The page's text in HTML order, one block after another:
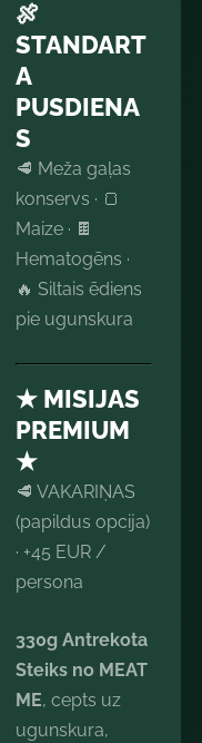
🍖
STANDART
A
PUSDIENA
S
🥩 Meža gaļas
konservs · 🍞
Maize · 🍫
Hematogēns ·
🔥 Siltais ēdiens
pie ugunskura
★ MISIJAS
PREMIUM
★
🥩 VAKARIŅAS
(papildus opcija)
· +45 EUR /
persona
330g Antrekota
Steiks no MEAT
ME, cepts uz
ugunskura,